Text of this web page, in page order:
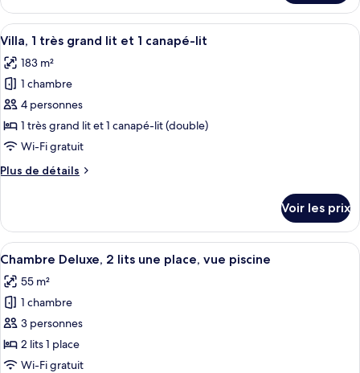
2
lits
une
place,
accès
piscine
le
type
de
Chambre
Deluxe,
lits
une
place,
accès
piscine
Afficher
toutes
les
photos
pour
ce
type
chambre :
très
grand
lit
et
canapé-
lit
Un complexe hôtelier à deux étages
9
Villa, 1 très grand lit et 1 canapé-lit
183 m²
1 chambre
4 personnes
1 très grand lit et 1 canapé-lit (double)
Wi-Fi gratuit
Plus de détails
Plus
le
type
de
Villa,
grand
lit
et
Voir les prix
Afficher
toutes
les
photos
pour
ce
type
Une chambre d’hôtel avec deux
7
Chambre Deluxe, 2 lits une place, vue piscine
55 m²
1 chambre
3 personnes
2 lits 1 place
Wi-Fi gratuit